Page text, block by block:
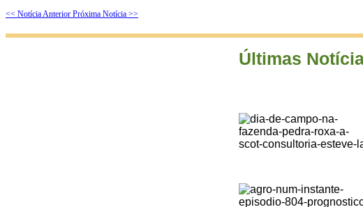
<< Notícia Anterior Próxima Notícia >>
Últimas